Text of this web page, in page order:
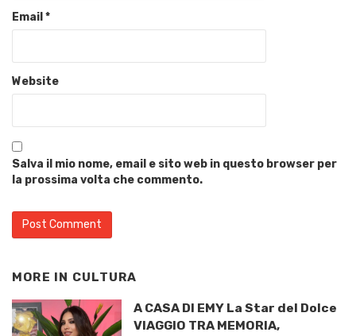
Email *
Website
Salva il mio nome, email e sito web in questo browser per
la prossima volta che commento.
MORE IN CULTURA
A CASA DI EMY La Star del Dolce
VIAGGIO TRA MEMORIA,